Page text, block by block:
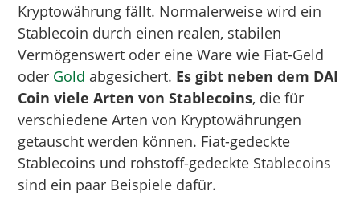
Kryptowährung fällt. Normalerweise wird ein
Stablecoin durch einen realen, stabilen
Vermögenswert oder eine Ware wie Fiat-Geld
oder Gold abgesichert. Es gibt neben dem DAI
Coin viele Arten von Stablecoins, die für
verschiedene Arten von Kryptowährungen
getauscht werden können. Fiat-gedeckte
Stablecoins und rohstoff-gedeckte Stablecoins
sind ein paar Beispiele dafür.